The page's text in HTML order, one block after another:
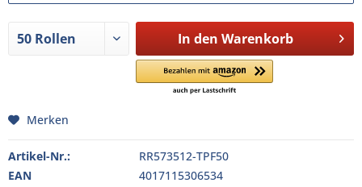
In den Warenkorb
Merken
Artikel-Nr.:
RR573512-TPF50
EAN
4017115306534